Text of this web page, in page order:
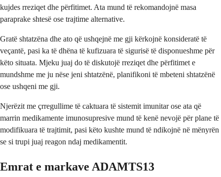
kujdes rreziqet dhe përfitimet. Ata mund të rekomandojnë masa
paraprake shtesë ose trajtime alternative.
Gratë shtatzëna dhe ato që ushqejnë me gji kërkojnë konsideratë të
veçantë, pasi ka të dhëna të kufizuara të sigurisë të disponueshme për
këto situata. Mjeku juaj do të diskutojë rreziqet dhe përfitimet e
mundshme me ju nëse jeni shtatzënë, planifikoni të mbeteni shtatzënë
ose ushqeni me gji.
Njerëzit me çrregullime të caktuara të sistemit imunitar ose ata që
marrin medikamente imunosupresive mund të kenë nevojë për plane të
modifikuara të trajtimit, pasi këto kushte mund të ndikojnë në mënyrën
se si trupi juaj reagon ndaj medikamentit.
Emrat e markave ADAMTS13